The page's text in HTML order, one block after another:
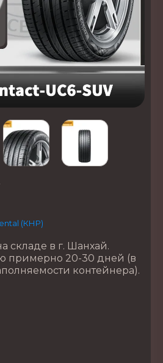
(КНР)
складе в г. Шанхай.
примерно 20-30 дней (в
контейнера).